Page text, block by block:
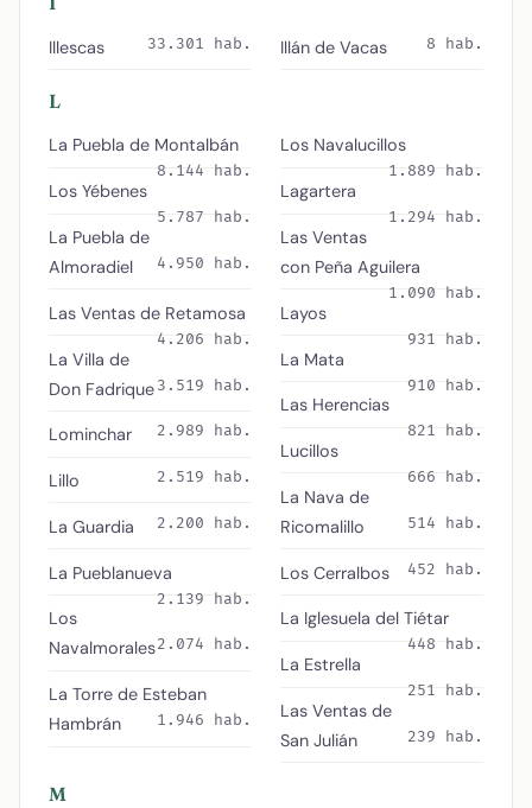
Illescas 33.301 hab. Illán de Vacas 8 hab.
L
La Puebla de Montalbán
8.144 hab.
Los Yébenes
5.787 hab.
La Puebla de
Almoradiel
4.950 hab.
Las Ventas de Retamosa
4.206 hab.
La Villa de
Don Fadrique3.519 hab.
Lominchar 2.989 hab.
Lillo 2.519 hab.
La Guardia 2.200 hab.
La Pueblanueva
2.139 hab.
Los
Navalmorales2.074 hab.
La Torre de Esteban
Hambrán
1.946 hab.
Los Navalucillos
1.889 hab.
Lagartera
1.294 hab.
Las Ventas
con Peña Aguilera
1.090 hab.
Layos
931 hab.
La Mata
910 hab.
Las Herencias
821 hab.
Lucillos
666 hab.
La Nava de
Ricomalillo
514 hab.
Los Cerralbos 452 hab.
La Iglesuela del Tiétar
448 hab.
La Estrella
251 hab.
Las Ventas de
San Julián
239 hab.
M